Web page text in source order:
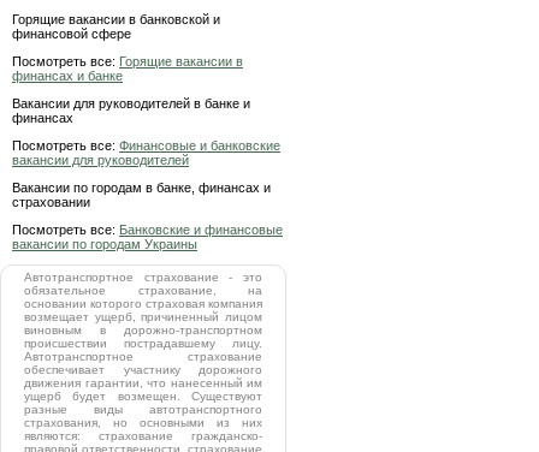
Горящие вакансии в банковской и
финансовой сфере
Посмотреть все: Горящие вакансии в
финансах и банке
Вакансии для руководителей в банке и
финансах
Посмотреть все: Финансовые и банковские
вакансии для руководителей
Вакансии по городам в банке, финансах и
страховании
Посмотреть все: Банковские и финансовые
вакансии по городам Украины
Автотранспортное страхование - это
обязательное страхование, на
основании которого страховая компания
возмещает ущерб, причиненный лицом
виновным в дорожно-транспортном
происшествии пострадавшему лицу.
Автотранспортное страхование
обеспечивает участнику дорожного
движения гарантии, что нанесенный им
ущерб будет возмещен. Существуют
разные виды автотранспортного
страхования, но основными из них
являются: страхование гражданско-
правовой ответственности, страхование